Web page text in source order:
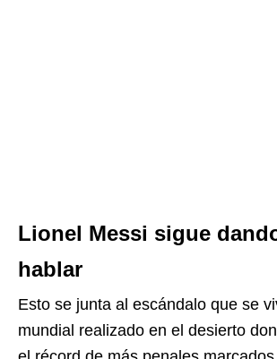
Lionel Messi sigue
hablar
Esto se junta al escándalo que se
mundial realizado en el desierto